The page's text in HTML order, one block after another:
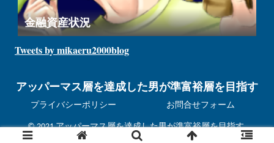
金融資産状況
Tweets by mikaeru2000blog
アッパーマス層を達成した男が準富裕層を目指す
プライバシーポリシー お問合せフォーム
© 2021 アッパーマス層を達成した男が準富裕層を目指す.